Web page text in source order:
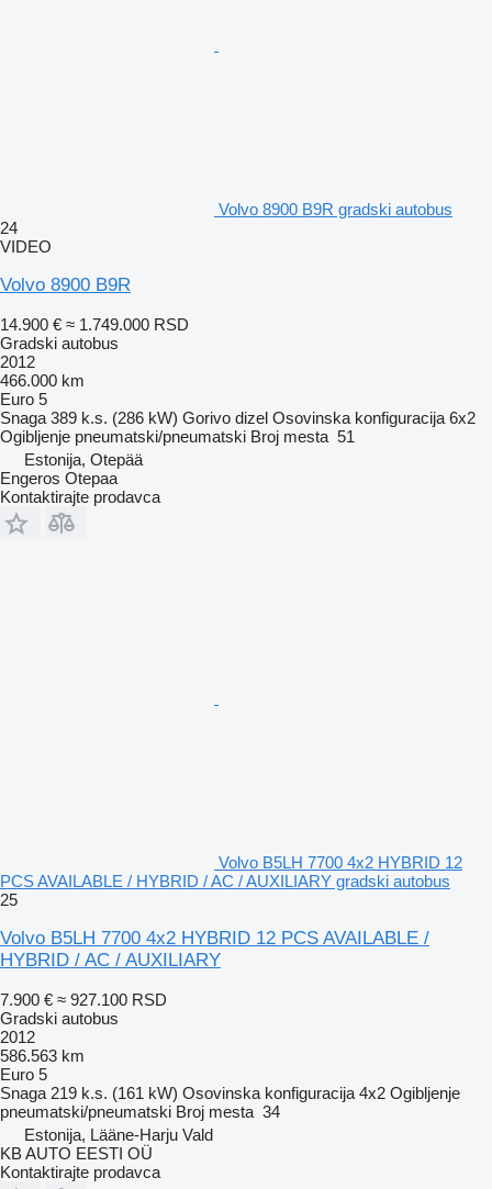
Volvo 8900 B9R gradski autobus
24
VIDEO
Volvo 8900 B9R
14.900 € ≈ 1.749.000 RSD
Gradski autobus
2012
466.000 km
Euro 5
Snaga 389 k.s. (286 kW) Gorivo dizel Osovinska konfiguracija 6x2
Ogibljenje pneumatski/pneumatski Broj mesta 51
Estonija, Otepää
Engeros Otepaa
Kontaktirajte prodavca
Volvo B5LH 7700 4x2 HYBRID 12
PCS AVAILABLE / HYBRID / AC / AUXILIARY gradski autobus
25
Volvo B5LH 7700 4x2 HYBRID 12 PCS AVAILABLE /
HYBRID / AC / AUXILIARY
7.900 € ≈ 927.100 RSD
Gradski autobus
2012
586.563 km
Euro 5
Snaga 219 k.s. (161 kW) Osovinska konfiguracija 4x2 Ogibljenje
pneumatski/pneumatski Broj mesta 34
Estonija, Lääne-Harju Vald
KB AUTO EESTI OÜ
Kontaktirajte prodavca